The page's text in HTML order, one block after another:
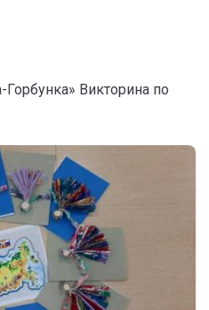
Викторина по